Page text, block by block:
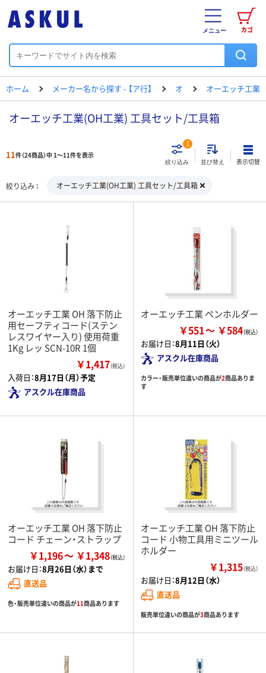
カゴ
メニュー
ホーム メーカー名から探す - 【ア行】 オ オーエッチ工業
オーエッチ工業(OH工業) 工具セット/工具箱
11件（24商品）中 1～11件を表示
絞り込み
1
並び替え 表示切替
絞り込み オーエッチ工業(OH工業) 工具セット/工具箱
オーエッチ工業 OH 落下防止
用セーフティコード(ステン
レスワイヤー入り) 使用荷重
1Kg レッ SCN-10R 1個
￥1,417（税込）
入荷日：8月17日（月）予定
アスクル在庫商品
オーエッチ工業 ペンホルダー
￥551 ￥584
お届け日：8月11日（火）
アスクル在庫商品
カラー・販売単位違いの商品が2商品ありま
す
オーエッチ工業 OH 落下防止
コード チェーン・ストラップ
￥1,196 ￥1,348
お届け日：8月26日（水）まで
直送品
色・販売単位違いの商品が11商品あります
オーエッチ工業 OH 落下防止
コード 小物工具用ミニツール
ホルダー
￥1,315（税込）
お届け日：8月12日（水）
直送品
販売単位違いの商品が3商品あります